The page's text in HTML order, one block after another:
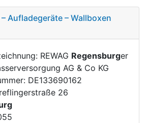
Aufladegeräte – Wallboxen
REWAG Regensburger
AG & Co KG
DE133690162
26